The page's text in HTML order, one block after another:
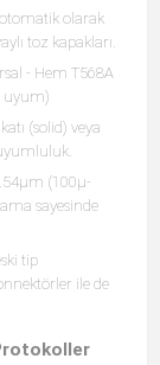
otomatik olarak
toz kapakları.
- Hem T568A
uyum)
(solid) veya
(100μ-
sayesinde
tip
ile de